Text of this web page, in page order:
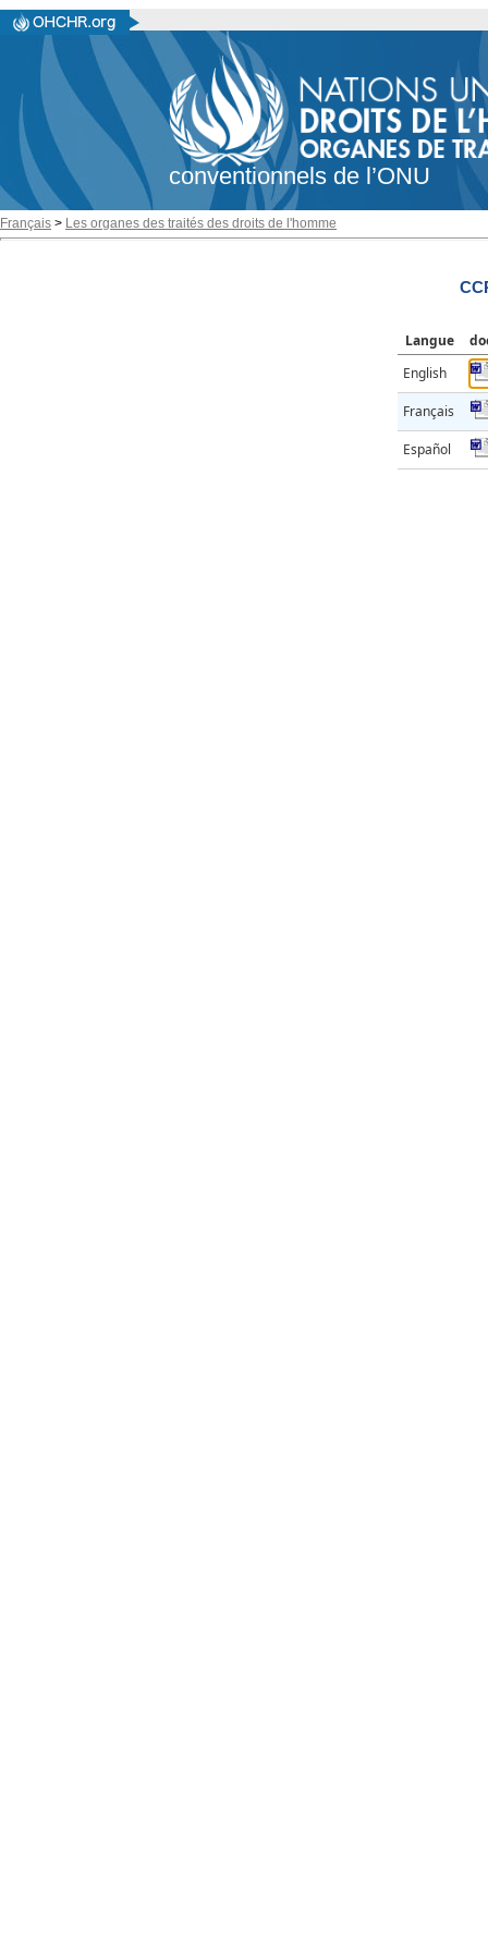
conventionnels de l’ONU
Français > Les organes des traités des droits de l'homme
Langue
English
Français
Español